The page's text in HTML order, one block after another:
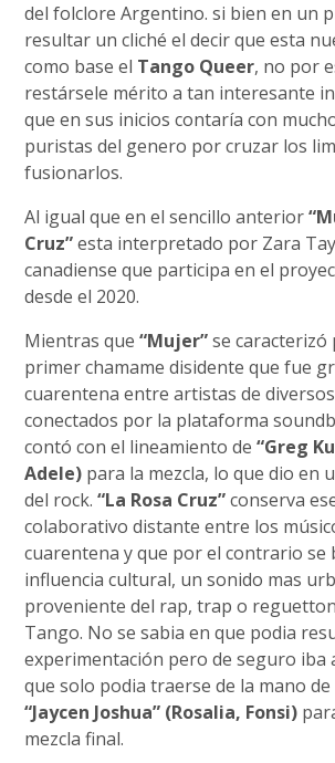
del folclore Argentino. si bien en un
resultar un cliché el decir que esta
como base el Tango Queer, no por
restársele mérito a tan interesante
que en sus inicios contaría con
puristas del genero por cruzar los
fusionarlos.
Al igual que en el sencillo anterior
Cruz”esta interpretado por Zara
canadiense que participa en el
desde el 2020.
Mientras que“Mujer”se caracterizó
primer chamame disidente que fue
cuarentena entre artistas de
conectados por la plataforma
contó con el lineamiento de“Greg
Adele) para la mezcla, lo que dio en
del rock.“La Rosa Cruz”conserva
colaborativo distante entre los
cuarentena y que por el contrario se
influencia cultural, un sonido mas
proveniente del rap, trap o
Tango. No se sabia en que podia
experimentación pero de seguro iba
que solo podia traerse de la mano de
“Jaycen Joshua” (Rosalia, Fonsi)
mezcla final.